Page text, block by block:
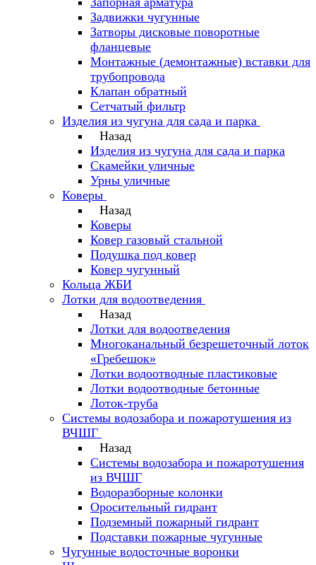
Задвижки чугунные
Затворы дисковые поворотные
фланцевые
Монтажные (демонтажные) вставки для
трубопровода
Клапан обратный
Сетчатый фильтр
Изделия из чугуна для сада и парка
Назад
Изделия из чугуна для сада и парка
Скамейки уличные
Урны уличные
Коверы
Назад
Коверы
Ковер газовый стальной
Подушка под ковер
Ковер чугунный
Кольца ЖБИ
Лотки для водоотведения
Назад
Лотки для водоотведения
Многоканальный безрешеточный лоток
«Гребешок»
Лотки водоотводные пластиковые
Лотки водоотводные бетонные
Лоток-труба
Системы водозабора и пожаротушения из
ВЧШГ
Назад
Системы водозабора и пожаротушения
из ВЧШГ
Водоразборные колонки
Оросительный гидрант
Подземный пожарный гидрант
Подставки пожарные чугунные
Чугунные водосточные воронки